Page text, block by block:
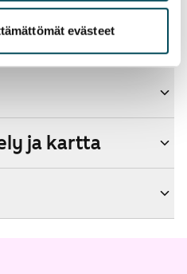
evästeet
ja kartta